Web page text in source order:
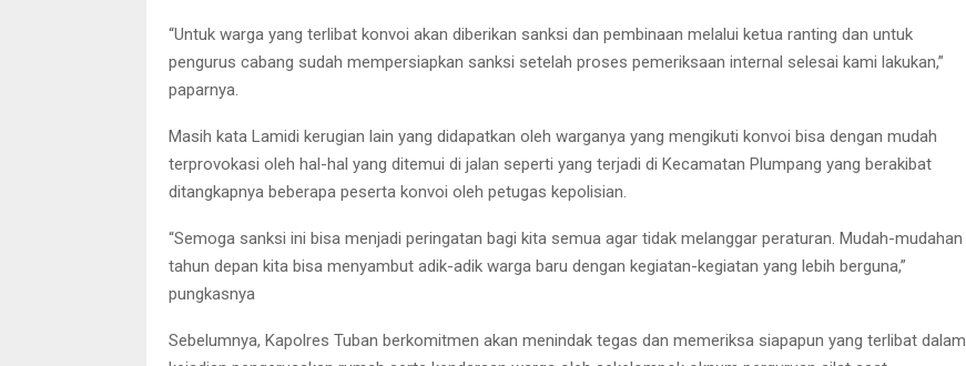
“Untuk warga yang terlibat konvoi akan diberikan sanksi dan pembinaan melalui ketua ranting dan untuk
pengurus cabang sudah mempersiapkan sanksi setelah proses pemeriksaan internal selesai kami lakukan,”
paparnya.
Masih kata Lamidi kerugian lain yang didapatkan oleh warganya yang mengikuti konvoi bisa dengan mudah
terprovokasi oleh hal-hal yang ditemui di jalan seperti yang terjadi di Kecamatan Plumpang yang berakibat
ditangkapnya beberapa peserta konvoi oleh petugas kepolisian.
“Semoga sanksi ini bisa menjadi peringatan bagi kita semua agar tidak melanggar peraturan. Mudah-mudahan
tahun depan kita bisa menyambut adik-adik warga baru dengan kegiatan-kegiatan yang lebih berguna,”
pungkasnya
Sebelumnya, Kapolres Tuban berkomitmen akan menindak tegas dan memeriksa siapapun yang terlibat dalam